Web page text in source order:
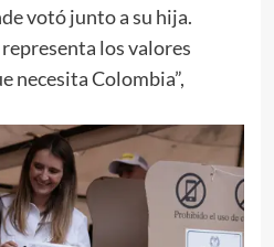
votó junto a su hija.
los valores
necesita Colombia”,